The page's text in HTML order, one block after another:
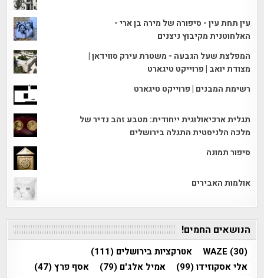
עין תחת עין - סיפורה של מירה בן ארי -
האלחוטנית מקיבוץ ניצנים
המפלצת שעל הגבעה - משטרת עירק סווידאן |
מצודת יואב | פרוייקט טיגארט
רשימת המבנים | פרוייקט טיגארט
תגלית ארכיאולוגית ייחודית: מטבע זהב נדיר של
מלכה הלניסטית התגלה בירושלים
סיפור תמונה
אולמות האבירים
הנושאים החמים!
WAZE (30) אטרקציות בירושלים (111)
אלי אסקוזידו(99) אמיל אלג'ם (79) אסף פרץ(47)